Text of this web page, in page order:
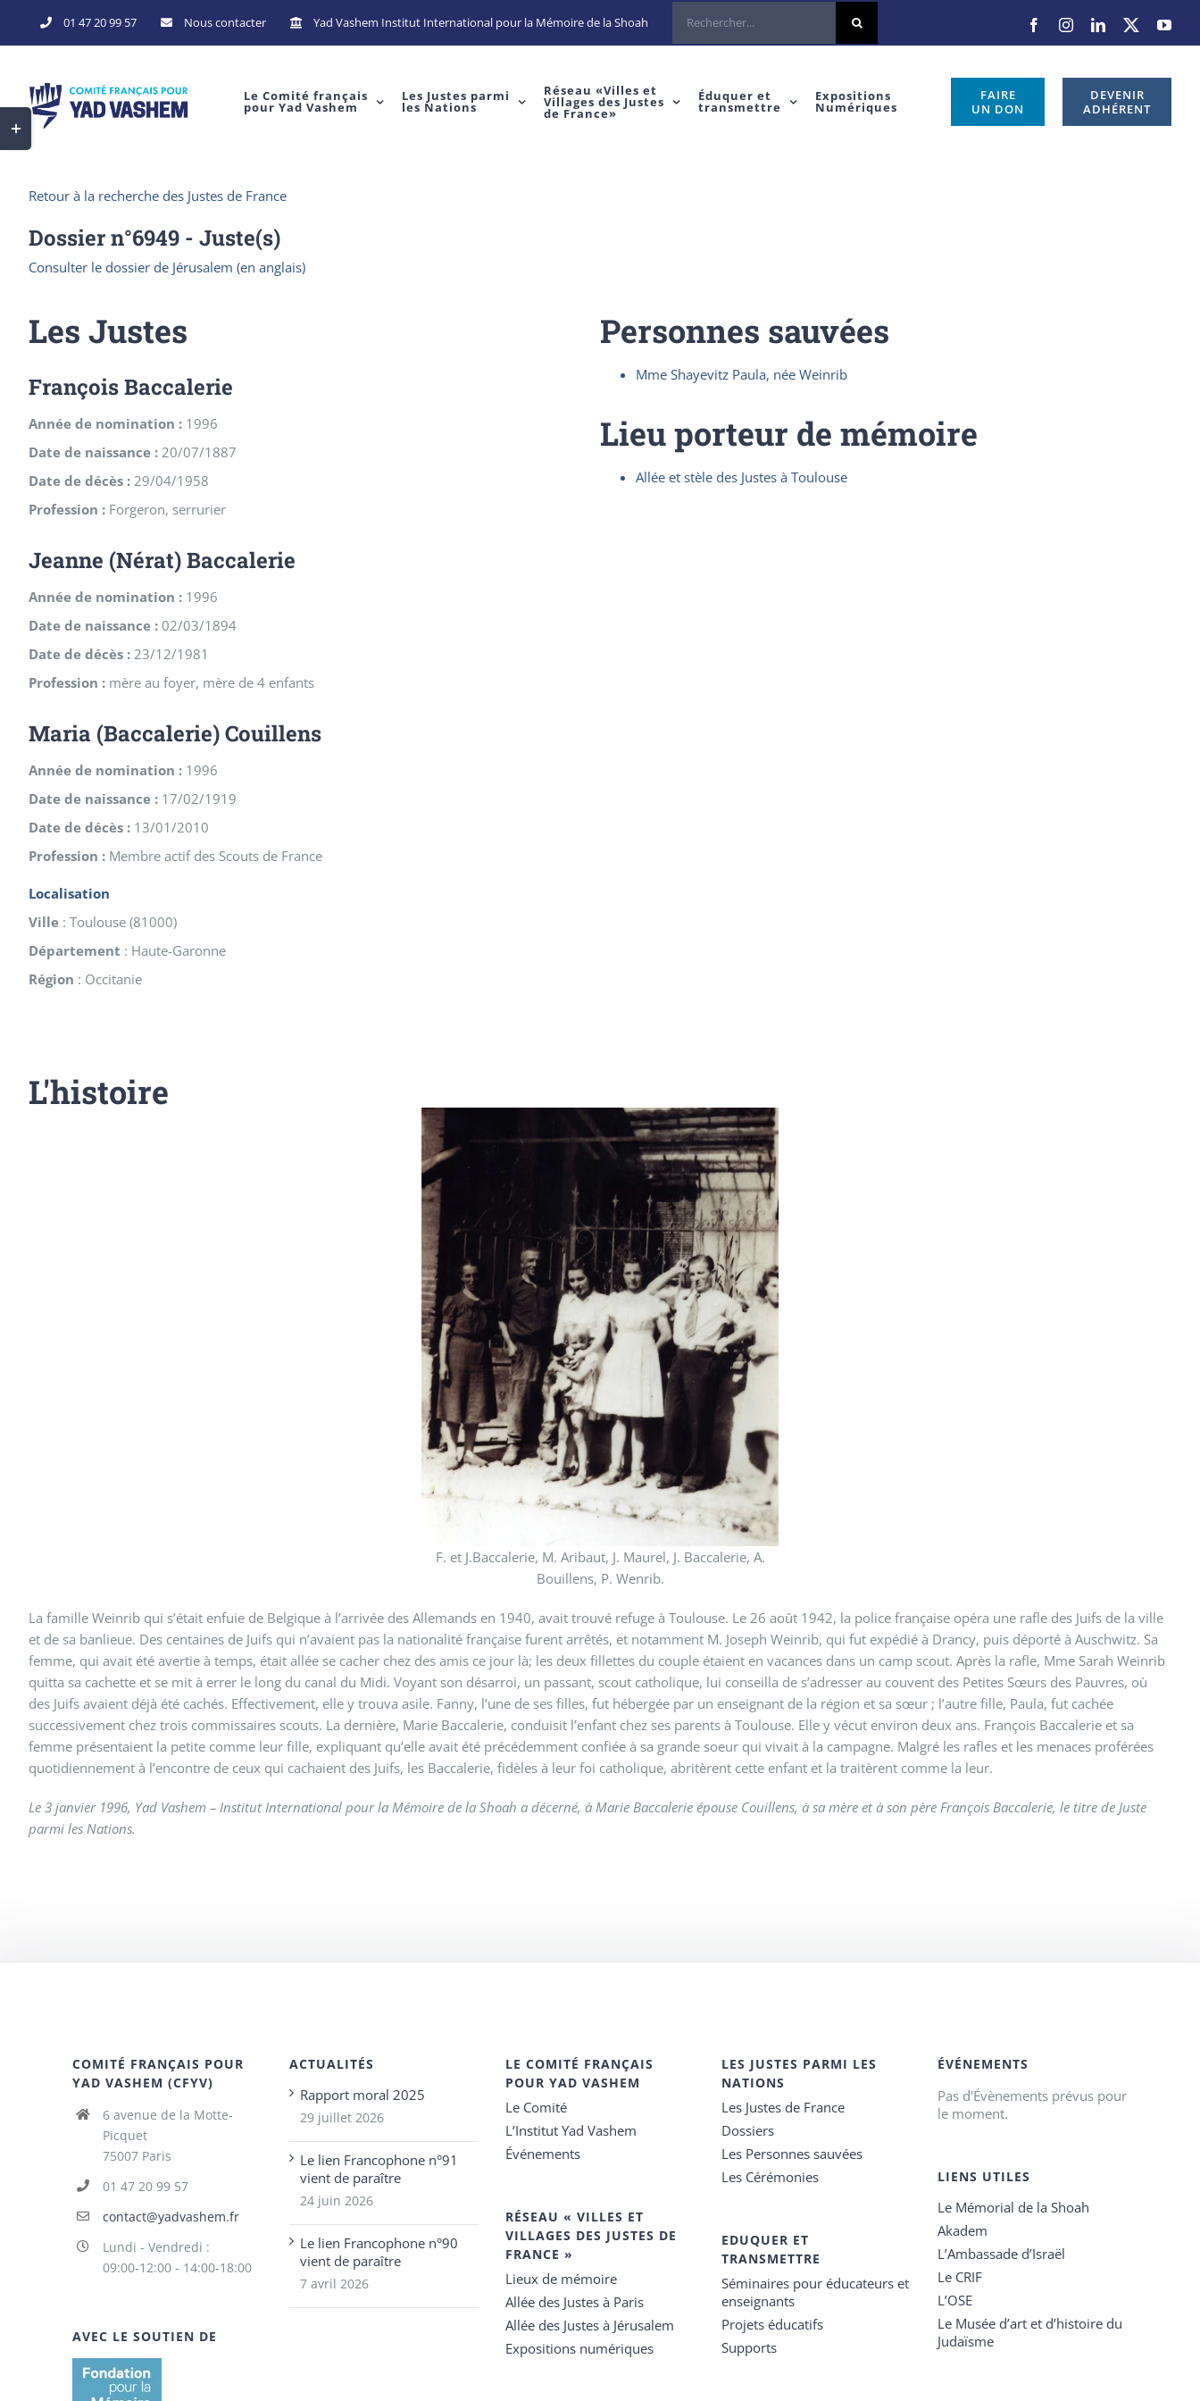
to
01 47 20 99 57 Nous contacter Yad Vashem Institut International pour la Mémoire de la Shoah Rechercher
FacebookInstagramLinkedIn
X
Le Comité français
pour Yad Vashem
Les Justes parmi
les Nations
Réseau «Villes et
Villages des Justes
de France»
Éduquer et
transmettre
Expositions
Numériques
FAIRE
UN DON
DEVENIR
ADHÉRENT
Retour à la recherche des Justes de France
Dossier n°6949 - Juste(s)
Consulter le dossier de Jérusalem (en anglais)
Les Justes
François Baccalerie
Année de nomination : 1996
Date de naissance : 20/07/1887
Date de décès : 29/04/1958
Profession : Forgeron, serrurier
Jeanne (Nérat) Baccalerie
Année de nomination : 1996
Date de naissance : 02/03/1894
Date de décès : 23/12/1981
Profession : mère au foyer, mère de 4 enfants
Maria (Baccalerie) Couillens
Année de nomination : 1996
Date de naissance : 17/02/1919
Date de décès : 13/01/2010
Profession : Membre actif des Scouts de France
Localisation
Ville : Toulouse (81000)
Département : Haute-Garonne
Région : Occitanie
Personnes sauvées
Mme Shayevitz Paula, née Weinrib
Lieu porteur de mémoire
Allée et stèle des Justes à Toulouse
L'histoire
F. et J.Baccalerie, M. Aribaut, J. Maurel, J. Baccalerie, A.
Bouillens, P. Wenrib.
La famille Weinrib qui s’était enfuie de Belgique à l’arrivée des Allemands en 1940, avait trouvé refuge à Toulouse. Le 26 août 1942, la police française opéra une rafle des Juifs de la ville
et de sa banlieue. Des centaines de Juifs qui n’avaient pas la nationalité française furent arrêtés, et notamment M. Joseph Weinrib, qui fut expédié à Drancy, puis déporté à Auschwitz. Sa
femme, qui avait été avertie à temps, était allée se cacher chez des amis ce jour là; les deux fillettes du couple étaient en vacances dans un camp scout. Après la rafle, Mme Sarah Weinrib
quitta sa cachette et se mit à errer le long du canal du Midi. Voyant son désarroi, un passant, scout catholique, lui conseilla de s’adresser au couvent des Petites Sœurs des Pauvres, où
des Juifs avaient déjà été cachés. Effectivement, elle y trouva asile. Fanny, l’une de ses filles, fut hébergée par un enseignant de la région et sa sœur ; l’autre fille, Paula, fut cachée
successivement chez trois commissaires scouts. La dernière, Marie Baccalerie, conduisit l’enfant chez ses parents à Toulouse. Elle y vécut environ deux ans. François Baccalerie et sa
femme présentaient la petite comme leur fille, expliquant qu’elle avait été précédemment confiée à sa grande soeur qui vivait à la campagne. Malgré les rafles et les menaces proférées
quotidiennement à l’encontre de ceux qui cachaient des Juifs, les Baccalerie, fidèles à leur foi catholique, abritèrent cette enfant et la traitèrent comme la leur.
Le 3 janvier 1996, Yad Vashem – Institut International pour la Mémoire de la Shoah a décerné, à Marie Baccalerie épouse Couillens, à sa mère et à son père François Baccalerie, le titre de Juste
parmi les Nations.
COMITÉ FRANÇAIS POUR
YAD VASHEM (CFYV)
6 avenue de la Motte-
Picquet
75007 Paris
01 47 20 99 57
contact@yadvashem.fr
Lundi - Vendredi :
09:00-12:00 - 14:00-18:00
AVEC LE SOUTIEN DE
ACTUALITÉS
Rapport moral 2025
29 juillet 2026
Le lien Francophone n°91
vient de paraître
24 juin 2026
Le lien Francophone n°90
vient de paraître
7 avril 2026
LE COMITÉ FRANÇAIS
POUR YAD VASHEM
Le Comité
L’Institut Yad Vashem
Événements
RÉSEAU « VILLES ET
VILLAGES DES JUSTES DE
FRANCE »
Lieux de mémoire
Allée des Justes à Paris
Allée des Justes à Jérusalem
Expositions numériques
LES JUSTES PARMI LES
NATIONS
Les Justes de France
Dossiers
Les Personnes sauvées
Les Cérémonies
EDUQUER ET
TRANSMETTRE
Séminaires pour éducateurs et
enseignants
Projets éducatifs
Supports
ÉVÉNEMENTS
Pas d'Évènements prévus pour
le moment.
LIENS UTILES
Le Mémorial de la Shoah
Akadem
L’Ambassade d’Israël
Le CRIF
L’OSE
Le Musée d’art et d’histoire du
Judaïsme
Toggle
Sliding